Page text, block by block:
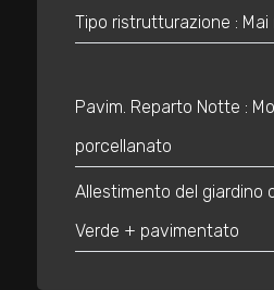
Tipo ristrutturazione :
Pavim. Reparto Notte :
porcellanato
Allestimento del giardino
Verde + pavimentato
Camere
minime